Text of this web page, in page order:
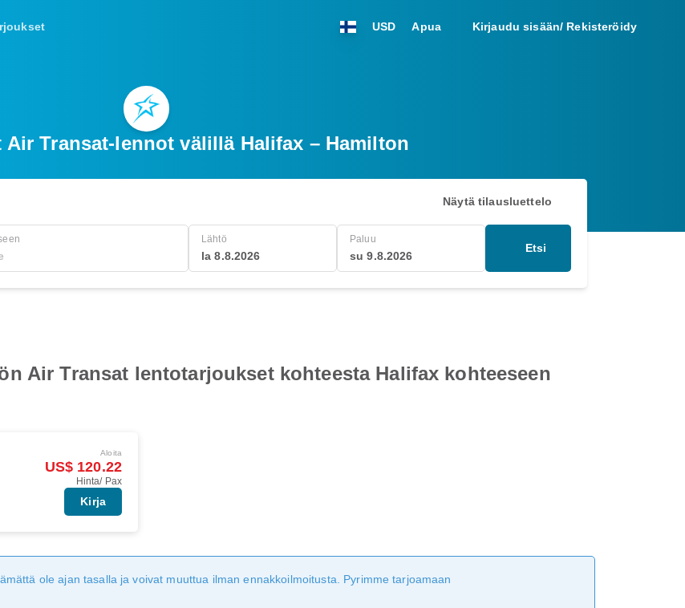
USD Apua Kirjaudu sisään/ Rekisteröidy
Air Transat-lennot välillä Halifax – Hamilton
Näytä tilausluettelo
Lähtö
la 8.8.2026
Paluu
su 9.8.2026
Etsi
Air Transat lentotarjoukset kohteesta Halifax kohteeseen
Aloita
US$ 120.22
Hinta/ Pax
Kirja
ole ajan tasalla ja voivat muuttua ilman ennakkoilmoitusta. Pyrimme tarjoamaan